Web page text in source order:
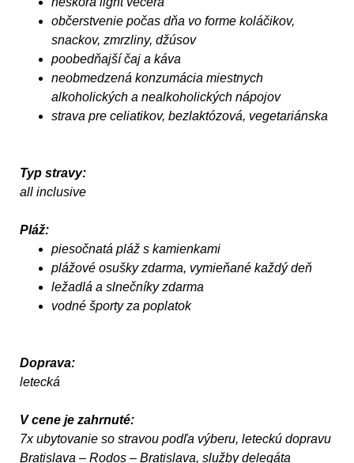
občerstvenie počas dňa vo forme koláčikov,
snackov, zmrzliny, džúsov
poobedňajší čaj a káva
neobmedzená konzumácia miestnych
alkoholických a nealkoholických nápojov
strava pre celiatikov, bezlaktózová, vegetariánska
Typ stravy:
all inclusive
Pláž:
piesočnatá pláž s kamienkami
plážové osušky zdarma, vymieňané každý deň
ležadlá a slnečníky zdarma
vodné športy za poplatok
Doprava:
letecká
V cene je zahrnuté:
7x ubytovanie so stravou podľa výberu, leteckú dopravu
Bratislava – Rodos – Bratislava, služby delegáta